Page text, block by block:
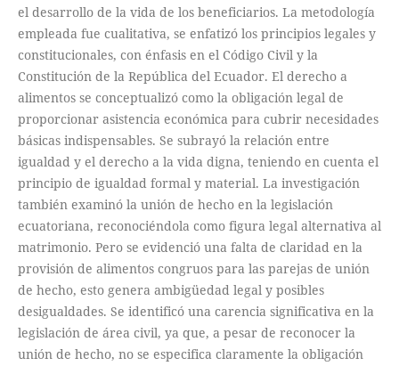
el desarrollo de la vida de los beneficiarios. La metodología
empleada fue cualitativa, se enfatizó los principios legales y
constitucionales, con énfasis en el Código Civil y la
Constitución de la República del Ecuador. El derecho a
alimentos se conceptualizó como la obligación legal de
proporcionar asistencia económica para cubrir necesidades
básicas indispensables. Se subrayó la relación entre
igualdad y el derecho a la vida digna, teniendo en cuenta el
principio de igualdad formal y material. La investigación
también examinó la unión de hecho en la legislación
ecuatoriana, reconociéndola como figura legal alternativa al
matrimonio. Pero se evidenció una falta de claridad en la
provisión de alimentos congruos para las parejas de unión
de hecho, esto genera ambigüedad legal y posibles
desigualdades. Se identificó una carencia significativa en la
legislación de área civil, ya que, a pesar de reconocer la
unión de hecho, no se especifica claramente la obligación